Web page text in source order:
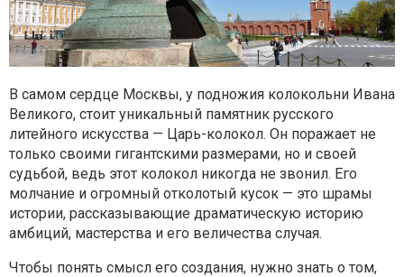
В самом сердце Москвы, у подножия колокольни Ивана
Великого, стоит уникальный памятник русского
литейного искусства — Царь-колокол. Он поражает не
только своими гигантскими размерами, но и своей
судьбой, ведь этот колокол никогда не звонил. Его
молчание и огромный отколотый кусок — это шрамы
истории, рассказывающие драматическую историю
амбиций, мастерства и его величества случая.
Чтобы понять смысл его создания, нужно знать о том,